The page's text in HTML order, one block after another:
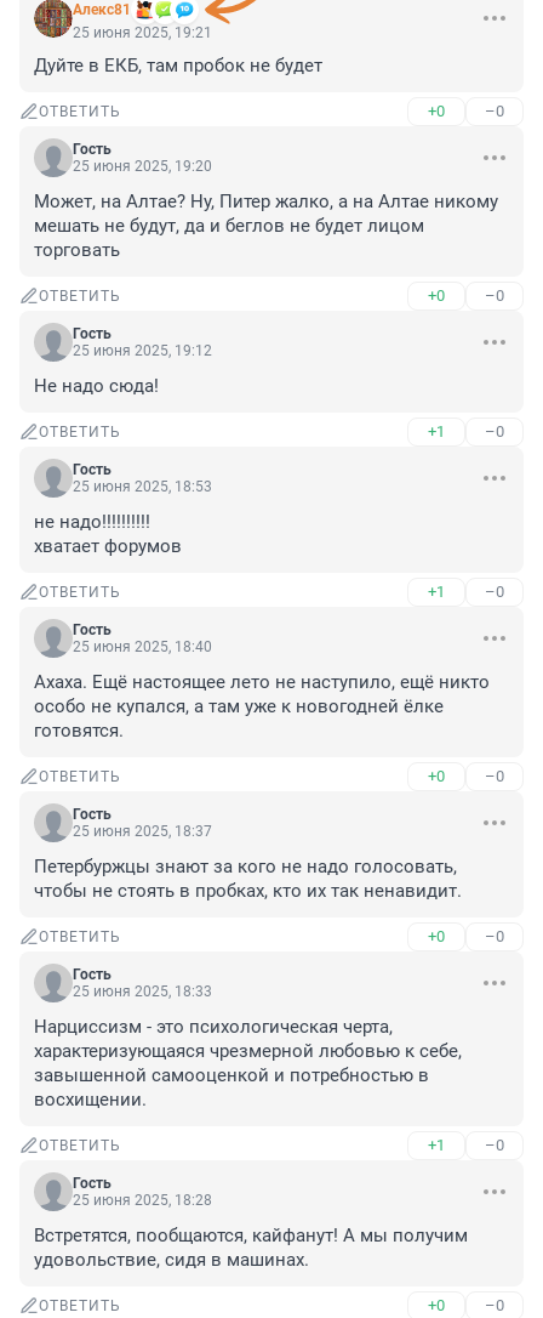
Алекс81
25 июня 2025, 19:21
Дуйте в ЕКБ, там пробок не будет
ОТВЕТИТЬ +0 –0
Гость
25 июня 2025, 19:20
Может, на Алтае? Ну, Питер жалко, а на Алтае никому
мешать не будут, да и беглов не будет лицом
торговать
ОТВЕТИТЬ +0 –0
Гость
25 июня 2025, 19:12
Не надо сюда!
ОТВЕТИТЬ +1 –0
Гость
25 июня 2025, 18:53
не надо!!!!!!!!!!
хватает форумов
ОТВЕТИТЬ +1 –0
Гость
25 июня 2025, 18:40
Ахаха. Ещё настоящее лето не наступило, ещё никто
особо не купался, а там уже к новогодней ёлке
готовятся.
ОТВЕТИТЬ +0 –0
Гость
25 июня 2025, 18:37
Петербуржцы знают за кого не надо голосовать,
чтобы не стоять в пробках, кто их так ненавидит.
ОТВЕТИТЬ +0 –0
Гость
25 июня 2025, 18:33
Нарциссизм - это психологическая черта,
характеризующаяся чрезмерной любовью к себе,
завышенной самооценкой и потребностью в
восхищении.
ОТВЕТИТЬ +1 –0
Гость
25 июня 2025, 18:28
Встретятся, пообщаются, кайфанут! А мы получим
удовольствие, сидя в машинах.
ОТВЕТИТЬ +0 –0